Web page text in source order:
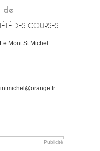
de
DES COURSES
Mont St Michel
Publicité